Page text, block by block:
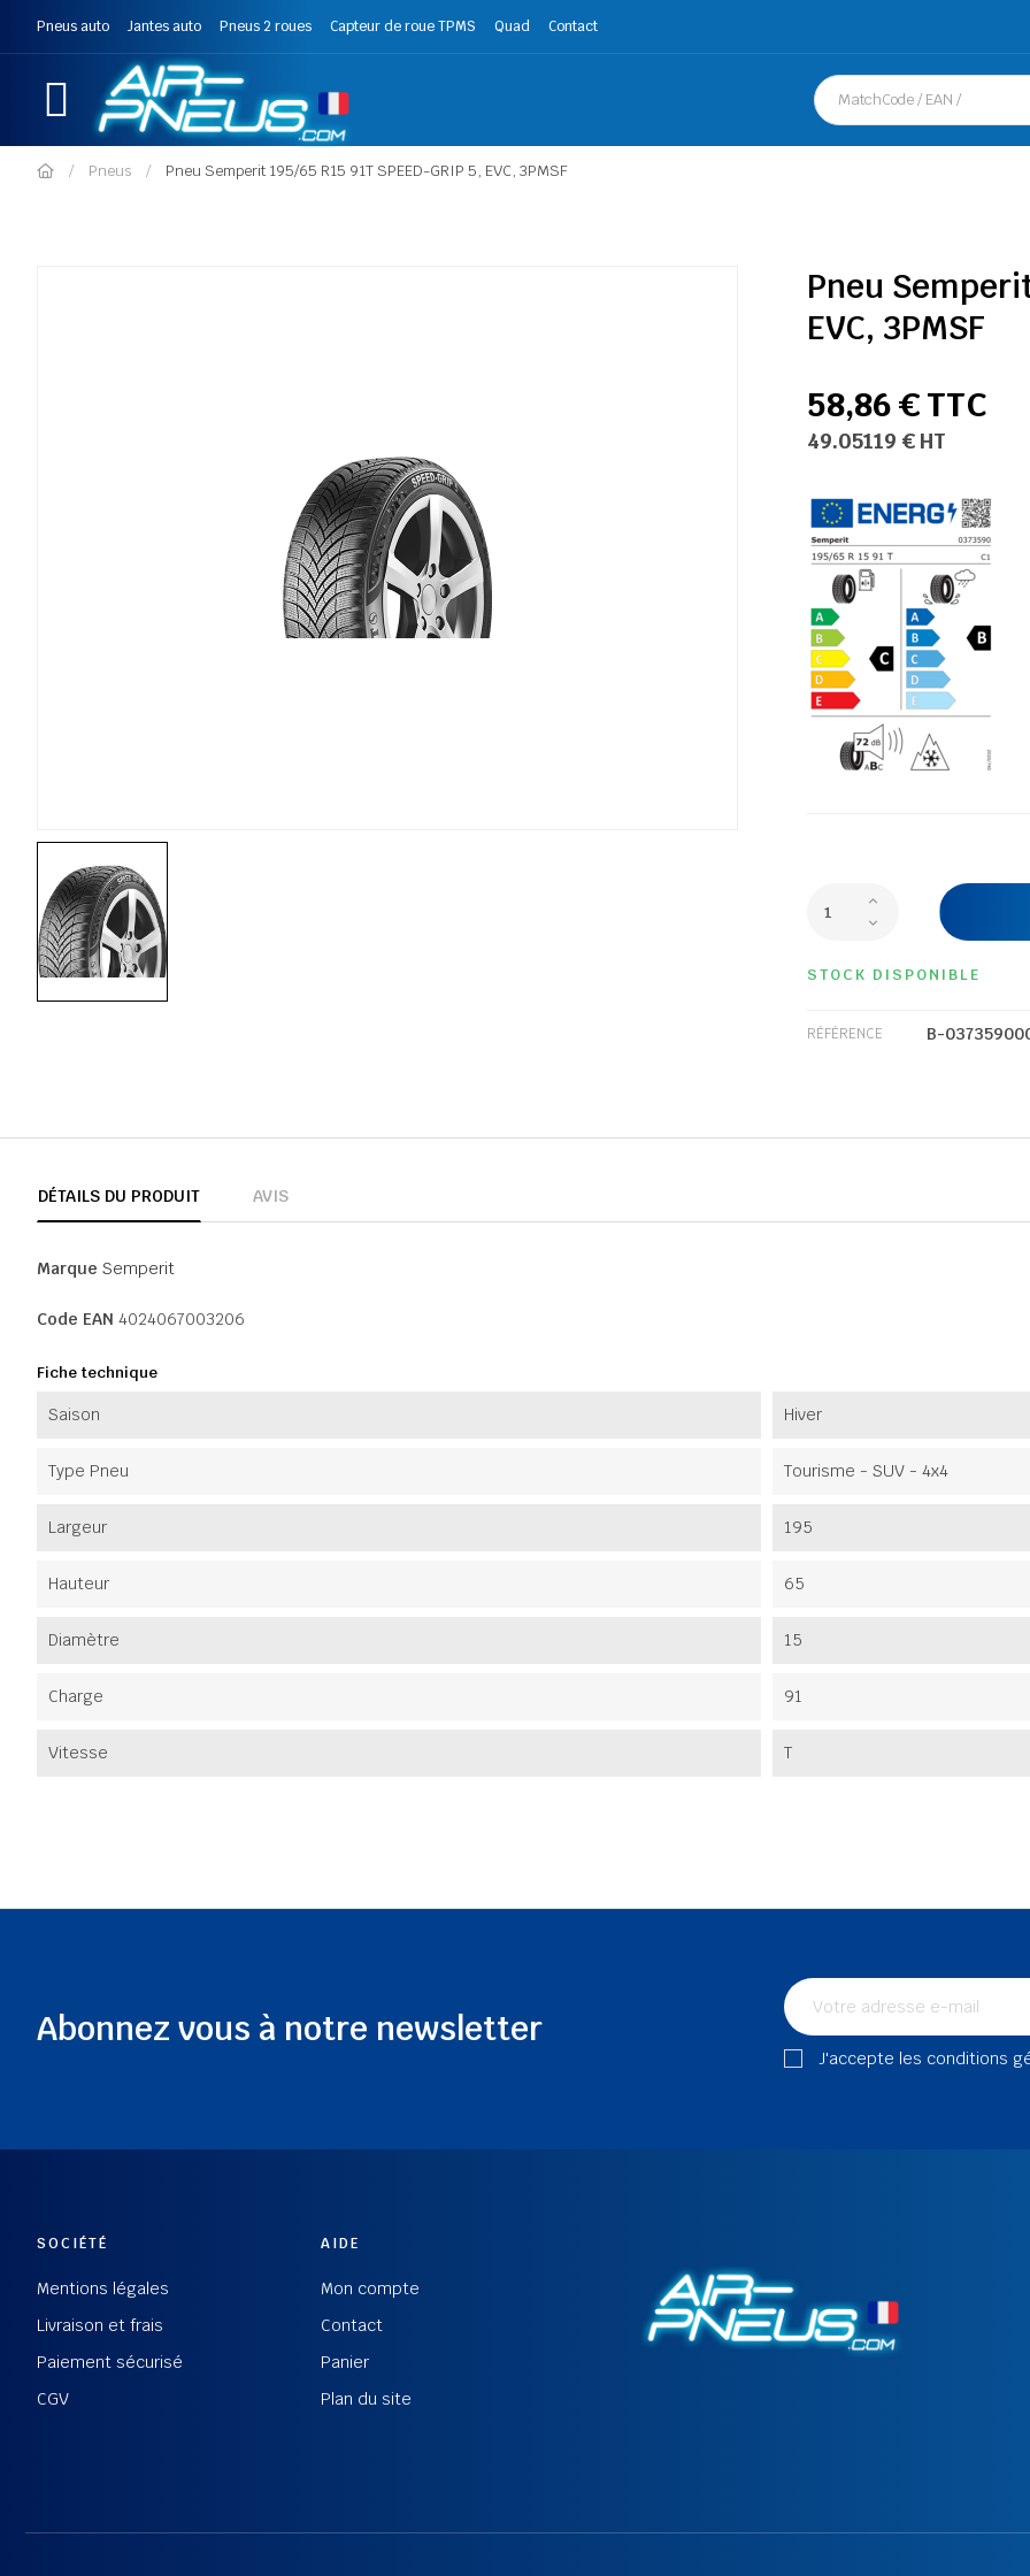
Pneus auto Jantes auto Pneus 2 roues Capteur de roue TPMS Quad Contact
Pneus Pneu Semperit 195/65 R15 91T SPEED-GRIP 5, EVC, 3PMSF
Pneu
EVC, 3PMSF
58,86 € TTC
49.05119 € HT
STOCK DISPONIBLE
RÉFÉRENCE B-
DÉTAILS DU PRODUIT AVIS
Marque Semperit
Code EAN 4024067003206
Fiche technique
Saison Hiver
Type Pneu Tourisme - SUV - 4x4
Largeur 195
Hauteur 65
Diamètre 15
Charge 91
Vitesse T
Abonnez vous à notre newsletter
J'accepte les conditions
SOCIÉTÉ
Mentions légales
Livraison et frais
Paiement sécurisé
CGV
AIDE
Mon compte
Contact
Panier
Plan du site